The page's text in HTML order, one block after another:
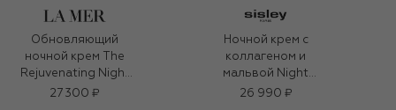
Обновляющий
ночной крем The
Rejuvenating Night
Cream (30ml)
27 300 ₽
Ночной крем с
коллагеном и
мальвой Night
Cream With Collagen
26 990 ₽